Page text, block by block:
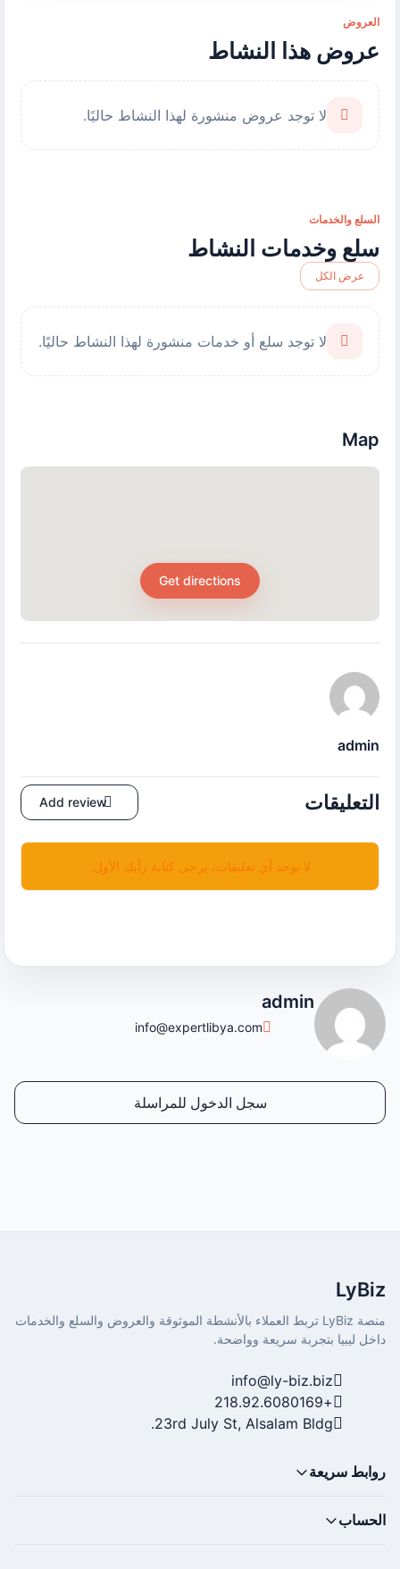
العروض
عروض هذا النشاط
لا توجد عروض منشورة لهذا النشاط حاليًا.
السلع والخدمات
سلع وخدمات النشاط
عرض الكل
لا توجد سلع أو خدمات منشورة لهذا النشاط حاليًا.
Map
Get directions
admin
التعليقات Add review
لا يوجد أي تعليقات، يرجى كتابة رأيك الأول.
admin
info@expertlibya.com
سجل الدخول للمراسلة
LyBiz
منصة LyBiz تربط العملاء بالأنشطة الموثوقة والعروض والسلع والخدمات
داخل ليبيا بتجربة سريعة وواضحة.
info@ly-biz.biz
+218.92.6080169
23rd July St, Alsalam Bldg.
روابط سريعة
الحساب